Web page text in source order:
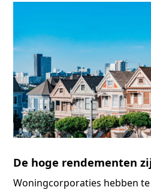
De hoge rendementen
Woningcorporaties hebben